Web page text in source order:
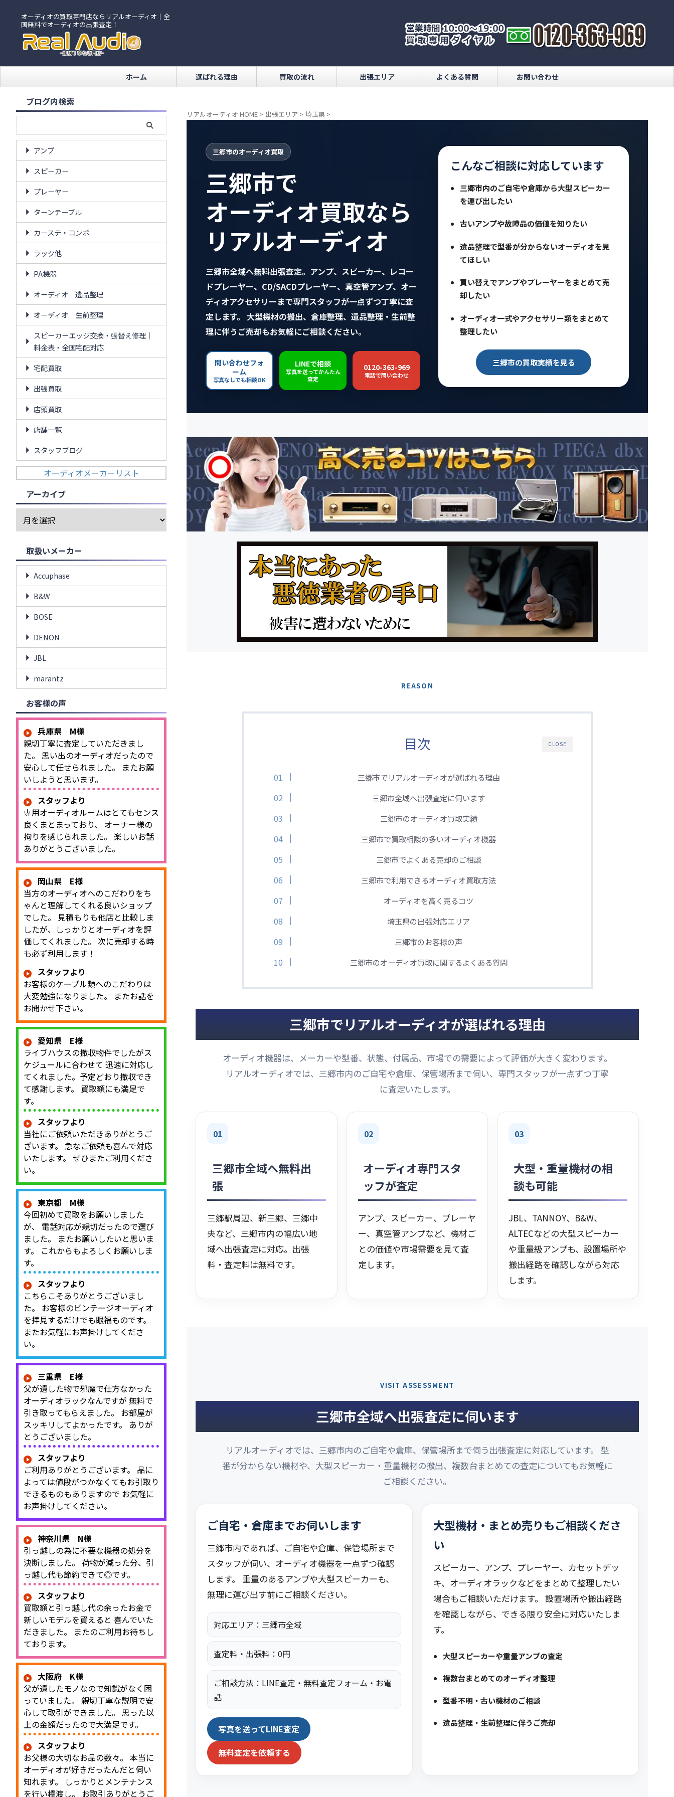
オーディオの買取専門店ならリアルオーディオ｜全
国無料でオーディオの出張査定！
ホーム 選ばれる理由 買取の流れ 出張エリア よくある質問 お問い合わせ
リアルオーディオ HOME > 出張エリア > 埼玉県 >
三郷市のオーディオ買取
三郷市で
オーディオ買取なら
リアルオーディオ
三郷市全域へ無料出張査定。アンプ、スピーカー、レコー
ドプレーヤー、CD/SACDプレーヤー、真空管アンプ、オー
ディオアクセサリーまで専門スタッフが一点ずつ丁寧に査
定します。 大型機材の搬出、倉庫整理、遺品整理・生前整
理に伴うご売却もお気軽にご相談ください。
問い合わせフォ
ーム
写真なしでも相談OK
LINEで相談
写真を送ってかんたん
査定
0120-363-969
電話で問い合わせ
こんなご相談に対応しています
三郷市内のご自宅や倉庫から大型スピーカー
を運び出したい
古いアンプや故障品の価値を知りたい
遺品整理で型番が分からないオーディオを見
てほしい
買い替えでアンプやプレーヤーをまとめて売
却したい
オーディオ一式やアクセサリー類をまとめて
整理したい
三郷市の買取実績を見る
REASON
CLOSE
目次
三郷市でリアルオーディオが選ばれる理由
三郷市全域へ出張査定に伺います
三郷市のオーディオ買取実績
三郷市で買取相談の多いオーディオ機器
三郷市でよくある売却のご相談
三郷市で利用できるオーディオ買取方法
オーディオを高く売るコツ
埼玉県の出張対応エリア
三郷市のお客様の声
三郷市のオーディオ買取に関するよくある質問
三郷市でリアルオーディオが選ばれる理由
オーディオ機器は、メーカーや型番、状態、付属品、市場での需要によって評価が大きく変わります。
リアルオーディオでは、三郷市内のご自宅や倉庫、保管場所まで伺い、専門スタッフが一点ずつ丁寧
に査定いたします。
01
三郷市全域へ無料出
張
三郷駅周辺、新三郷、三郷中
央など、三郷市内の幅広い地
域へ出張査定に対応。出張
料・査定料は無料です。
02
オーディオ専門スタ
ッフが査定
アンプ、スピーカー、プレーヤ
ー、真空管アンプなど、機材ご
との価値や市場需要を見て査
定します。
03
大型・重量機材の相
談も可能
JBL、TANNOY、B&W、
ALTECなどの大型スピーカー
や重量級アンプも、設置場所や
搬出経路を確認しながら対応
します。
VISIT ASSESSMENT
三郷市全域へ出張査定に伺います
リアルオーディオでは、三郷市内のご自宅や倉庫、保管場所まで伺う出張査定に対応しています。 型
番が分からない機材や、大型スピーカー・重量機材の搬出、複数台まとめての査定についてもお気軽に
ご相談ください。
ご自宅・倉庫までお伺いします
三郷市内であれば、ご自宅や倉庫、保管場所まで
スタッフが伺い、オーディオ機器を一点ずつ確認
します。 重量のあるアンプや大型スピーカーも、
無理に運び出す前にご相談ください。
対応エリア：三郷市全域
査定料・出張料：0円
ご相談方法：LINE査定・無料査定フォーム・お電
話
写真を送ってLINE査定
無料査定を依頼する
大型機材・まとめ売りもご相談くださ
い
スピーカー、アンプ、プレーヤー、カセットデッ
キ、オーディオラックなどをまとめて整理したい
場合もご相談いただけます。 設置場所や搬出経路
を確認しながら、できる限り安全に対応いたしま
す。
大型スピーカーや重量アンプの査定
複数台まとめてのオーディオ整理
型番不明・古い機材のご相談
遺品整理・生前整理に伴うご売却
ブログ内検索
アンプ
スピーカー
プレーヤー
ターンテーブル
カーステ・コンポ
ラック他
PA機器
オーディオ 遺品整理
オーディオ 生前整理
スピーカーエッジ交換・張替え修理｜
料金表・全国宅配対応
宅配買取
出張買取
店頭買取
店舗一覧
スタッフブログ
オーディオメーカーリスト
アーカイブ
取扱いメーカー
Accuphase
B&W
BOSE
DENON
JBL
marantz
お客様の声
兵庫県 M様
親切丁寧に査定していただきまし
た。 思い出のオーディオだったので
安心して任せられました。 またお願
いしようと思います。
スタッフより
専用オーディオルームはとてもセンス
良くまとまっており、 オーナー様の
拘りを感じられました。 楽しいお話
ありがとうございました。
岡山県 E様
当方のオーディオへのこだわりをち
ゃんと理解してくれる良いショップ
でした。 見積もりも他店と比較しま
したが、しっかりとオーディオを評
価してくれました。 次に売却する時
も必ず利用します！
スタッフより
お客様のケーブル類へのこだわりは
大変勉強になりました。 またお話を
お聞かせ下さい。
愛知県 E様
ライブハウスの撤収物件でしたがス
ケジュールに合わせて 迅速に対応し
てくれました。予定どおり撤収でき
て感謝します。 買取額にも満足で
す。
スタッフより
当社にご依頼いただきありがとうご
ざいます。 急なご依頼も喜んで対応
いたします。 ぜひまたご利用くださ
い。
東京都 M様
今回初めて買取をお願いしました
が、 電話対応が親切だったので選び
ました。 またお願いしたいと思いま
す。 これからもよろしくお願いしま
す。
スタッフより
こちらこそありがとうございまし
た。 お客様のビンテージオーディオ
を拝見するだけでも眼福ものです。
またお気軽にお声掛けしてくださ
い。
三重県 E様
父が遺した物で邪魔で仕方なかった
オーディオラックなんですが 無料で
引き取ってもらえました。 お部屋が
スッキリしてよかったです。 ありが
とうございました。
スタッフより
ご利用ありがとうございます。 品に
よっては値段がつかなくてもお引取り
できるものもありますので お気軽に
お声掛けしてください。
神奈川県 N様
引っ越しの為に不要な機器の処分を
決断しました。 荷物が減った分、引
っ越し代も節約できて◎です。
スタッフより
買取額と引っ越し代の余ったお金で
新しいモデルを買えると 喜んでいた
だきました。 またのご利用お待ちし
ております。
大阪府 K様
父が遺したモノなので知識がなく困
っていました。 親切丁寧な説明で安
心して取引ができました。 思った以
上の金額だったので大満足です。
スタッフより
お父様の大切なお品の数々。 本当に
オーディオが好きだったんだと伺い
知れます。 しっかりとメンテナンス
を行い橋渡し。 お取引ありがとうご